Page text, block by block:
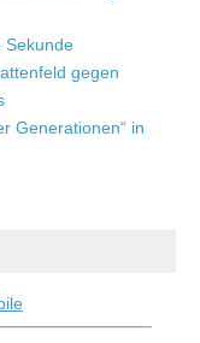
Sekunde
gegen
Generationen“ in